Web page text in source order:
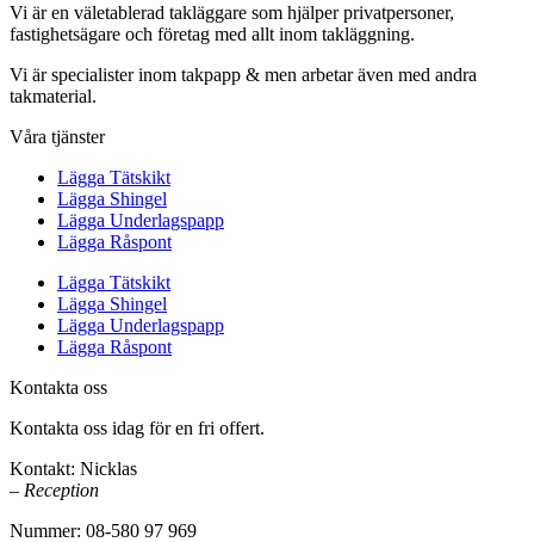
Vi är en väletablerad takläggare som hjälper privatpersoner,
fastighetsägare och företag med allt inom takläggning.
Vi är specialister inom takpapp & men arbetar även med andra
takmaterial.
Våra tjänster
Lägga Tätskikt
Lägga Shingel
Lägga Underlagspapp
Lägga Råspont
Lägga Tätskikt
Lägga Shingel
Lägga Underlagspapp
Lägga Råspont
Kontakta oss
Kontakta oss idag för en fri offert.
Kontakt: Nicklas
– Reception
Nummer: 08-580 97 969